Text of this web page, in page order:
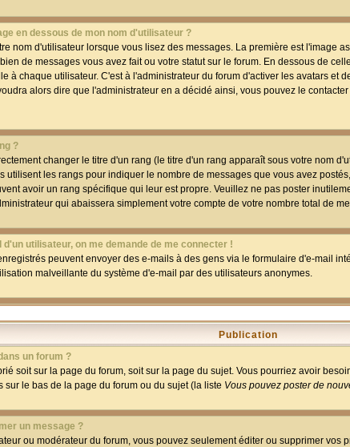
en dessous de mon nom d'utilisateur ?
nom d'utilisateur lorsque vous lisez des messages. La première est l'image
de messages vous avez fait ou votre statut sur le forum. En dessous de
à chaque utilisateur. C'est à l'administrateur du forum d'activer les avatars et
alors dire que l'administrateur en a décidé ainsi, vous pouvez le
?
changer le titre d'un rang (le titre d'un rang apparaît sous votre nom
utilisent les rangs pour indiquer le nombre de messages que vous avez
avoir un rang spécifique qui leur est propre. Veuillez ne pas poster
qui abaissera simplement votre compte de votre nombre total de
utilisateur, on me demande de me connecter !
peuvent envoyer des e-mails à des gens via le formulaire d'e-mail
malveillante du système d'e-mail par des utilisateurs anonymes.
Publication
un forum ?
soit sur la page du forum, soit sur la page du sujet. Vous pourriez avoir
le bas de la page du forum ou du sujet (la liste Vous pouvez poster de
un message ?
ou modérateur du forum, vous pouvez seulement éditer ou supprimer vos